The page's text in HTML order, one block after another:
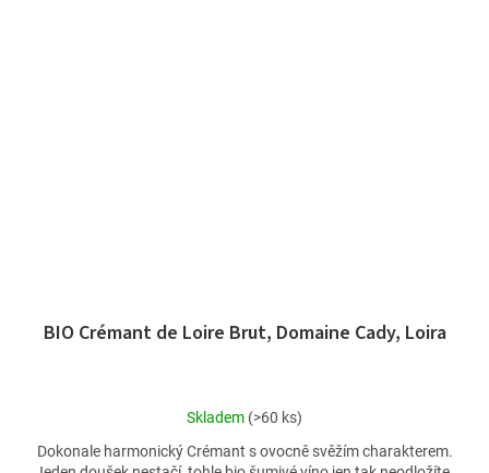
BIO Crémant de Loire Brut, Domaine Cady, Loira
Průměrné
produktu
Skladem (>60 ks)
Dokonale harmonický Crémant s ovocně svěžím charakterem.